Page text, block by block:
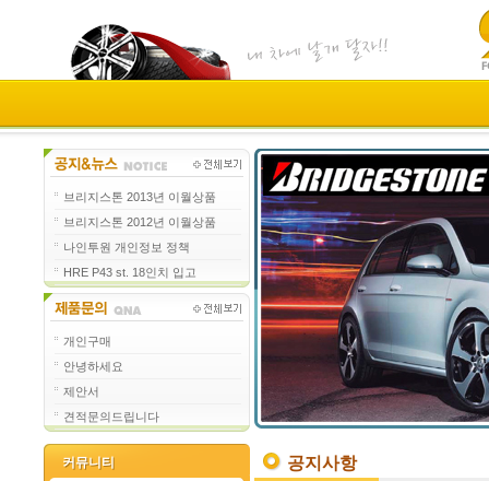
브리지스톤 2013년 이월상품
브리지스톤 2012년 이월상품
나인투원 개인정보 정책
HRE P43 st. 18인치 입고
개인구매
안녕하세요
제안서
견적문의드립니다
커뮤니티
커뮤니티 공지사항